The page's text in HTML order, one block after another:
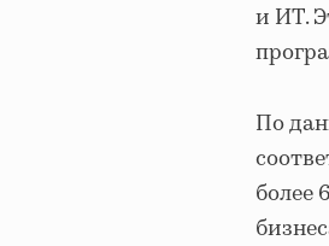
и ИТ.
По
более